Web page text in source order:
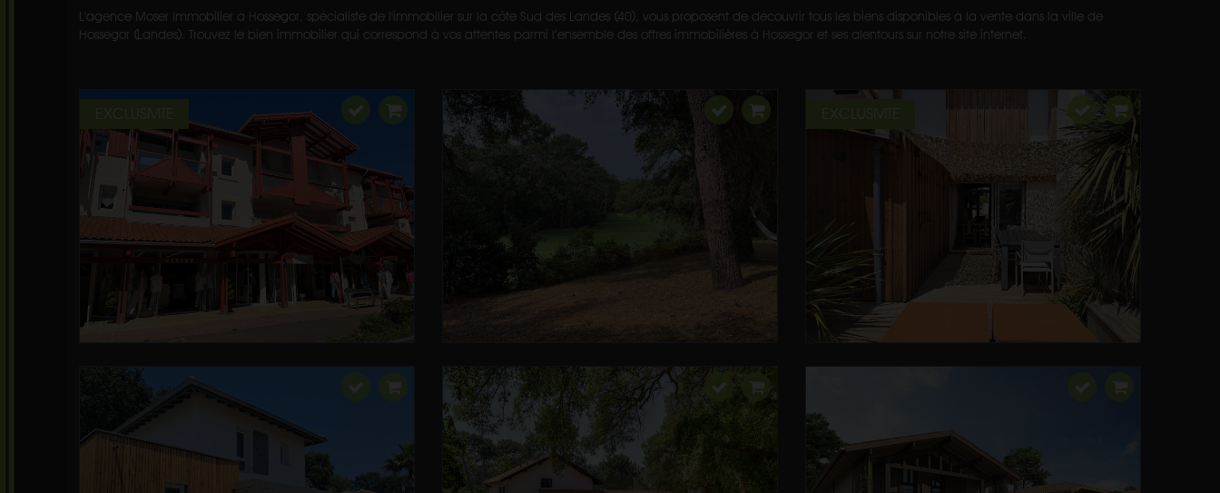
L'agence Moser Immobilier à Hossegor, spécialiste de l'immobilier sur la côte Sud des Landes (40), vous proposent de découvrir tous les biens disponibles à la vente dans la ville de
Hossegor (Landes). Trouvez le bien immobilier qui correspond à vos attentes parmi l’ensemble des offres immobilières à Hossegor et ses alentours sur notre site internet.
EXCLUSIVITE EXCLUSIVITE